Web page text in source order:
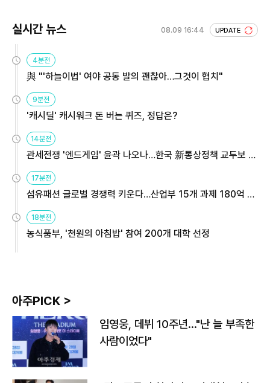
실시간 뉴스 08.09 16:44 UPDATE
4분전
與 "'하늘이법' 여야 공동 발의 괜찮아…그것이 협치"
9분전
'캐시딜' 캐시워크 돈 버는 퀴즈, 정답은?
14분전
관세전쟁 '엔드게임' 윤곽 나오나…한국 新통상정책 교두보 활
17분전
섬유패션 글로벌 경쟁력 키운다…산업부 15개 과제 180억 지
18분전
농식품부, '천원의 아침밥' 참여 200개 대학 선정
아주PICK >
임영웅, 데뷔 10주년…"난 늘 부족한
사람이었다"